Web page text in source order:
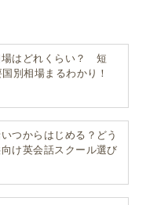
場はどれくらい？ 短
別相場まるわかり！
つからはじめる？どう
け英会話スクール選び